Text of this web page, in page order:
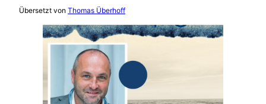
Übersetzt von Thomas Überhoff